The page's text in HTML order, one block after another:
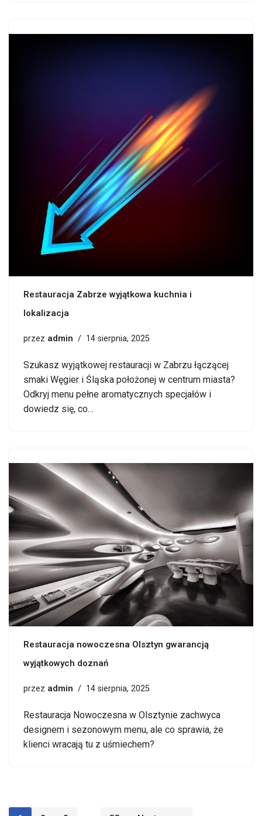
Restauracja Zabrze wyjątkowa kuchnia i
lokalizacja
przez admin 14 sierpnia, 2025
Szukasz wyjątkowej restauracji w Zabrzu łączącej
smaki Węgier i Śląska położonej w centrum miasta?
Odkryj menu pełne aromatycznych specjałów i
dowiedz się, co…
Restauracja nowoczesna Olsztyn gwarancją
wyjątkowych doznań
przez admin 14 sierpnia, 2025
Restauracja Nowoczesna w Olsztynie zachwyca
designem i sezonowym menu, ale co sprawia, że
klienci wracają tu z uśmiechem?